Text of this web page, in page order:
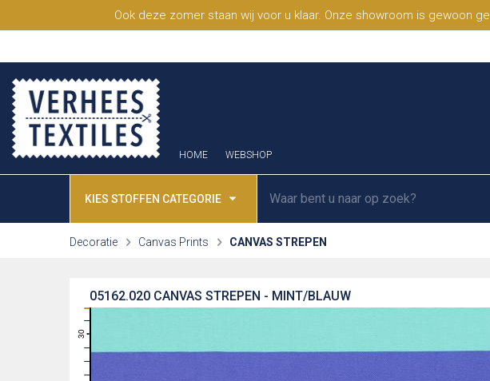
Ook deze zomer staan wij voor u klaar. Onze showroom is gewoon
HOME WEBSHOP
KIES STOFFEN CATEGORIE
Decoratie Canvas Prints CANVAS STREPEN
CANVAS STREPEN - MINT/BLAUW
05162.020
27
28
29
30